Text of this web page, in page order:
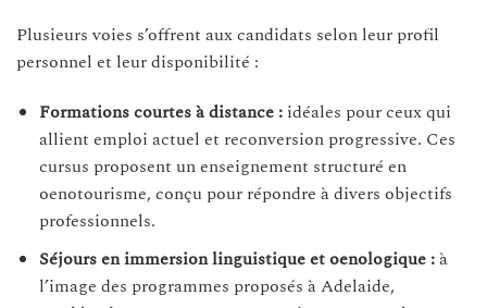
Plusieurs voies s’offrent aux candidats selon leur profil
personnel et leur disponibilité :
Formations courtes à distance :idéales pour ceux qui
allient emploi actuel et reconversion progressive. Ces
cursus proposent un enseignement structuré en
oenotourisme, conçu pour répondre à divers objectifs
professionnels.
Séjours en immersion linguistique et oenologique :à
l’image des programmes proposés à Adelaide,